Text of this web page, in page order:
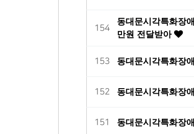
154
동대문시각특화장
만원 전달받아
153 동대문시각특화장
152 동대문시각특화장
151 동대문시각특화장